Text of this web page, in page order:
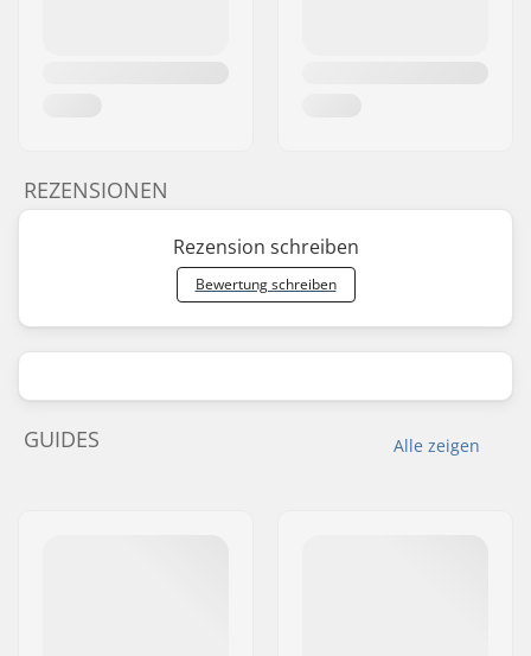
REZENSIONEN
Rezension schreiben
Bewertung schreiben
Alle zeigen
GUIDES